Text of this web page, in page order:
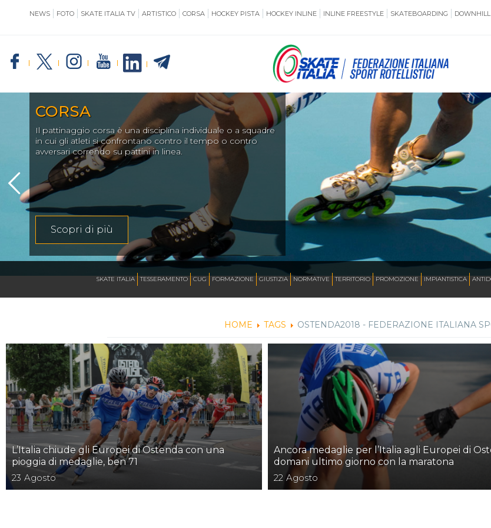
NEWS FOTO SKATE ITALIA TV ARTISTICO CORSA HOCKEY PISTA HOCKEY INLINE INLINE FREESTYLE SKATEBOARDING DOWNHILL
CORSA
Il pattinaggio corsa è una disciplina individuale o a squadre
in cui gli atleti si confrontano contro il tempo o contro
avversari correndo su pattini in linea.
Scopri di più
SKATE ITALIA TESSERAMENTO CUG FORMAZIONE GIUSTIZIA NORMATIVE TERRITORIO PROMOZIONE IMPIANTISTICA
HOME TAGS OSTENDA2018 - FEDERAZIONE ITALIANA
L’Italia chiude gli Europei di Ostenda con una
pioggia di medaglie, ben 71
23 Agosto
Ancora medaglie per l’Italia agli Europei di
domani ultimo giorno con la maratona
22 Agosto
SKATE ITALIA TESSERAMENTO
GIUSTIZIA
IMPIANTISTICA ANTIDOPING
CALENDARIO AZZURRI
ARTISTICO CORSA
HOCKEY INLINE INLINE FREESTYLE
DOWNHILL ROLLER FREESTYLE